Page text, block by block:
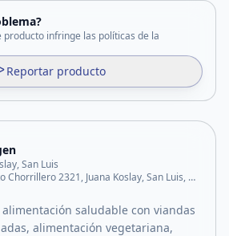
producto infringe las políticas de la
Reportar producto
San Luis
Av del Viento Chorrillero 2321, Juana Koslay, San Luis, Argentina
alimentación saludable con viandas
alimentación vegetariana,